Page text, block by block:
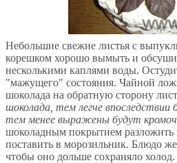
Небольшие свежие листья с
корешком хорошо вымыть и
несколькими каплями воды.
"мажущего" состояния. Чайной
шоколада на обратную сторону
шоколада, тем легче
тем менее выражены будут
шоколадным покрытием разложить
поставить в морозильник. Блюдо
чтобы оно дольше сохраняло холод.